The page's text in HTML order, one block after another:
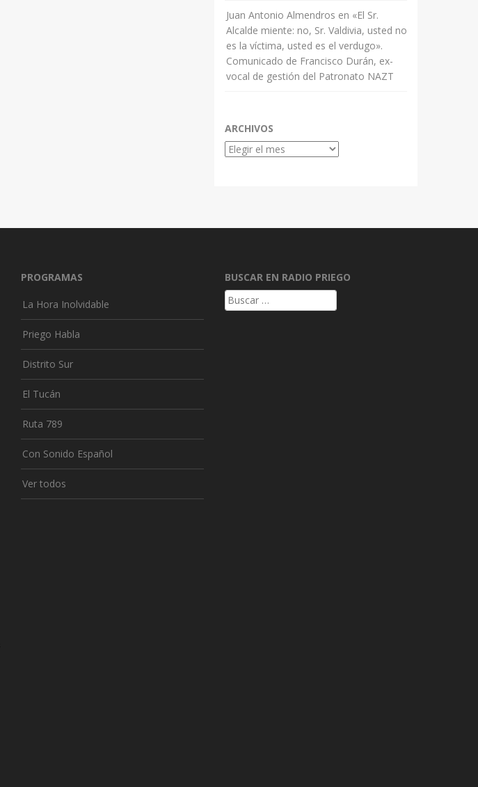
Juan Antonio Almendros en «El Sr.
Alcalde miente: no, Sr. Valdivia, usted no
es la víctima, usted es el verdugo».
Comunicado de Francisco Durán, ex-
vocal de gestión del Patronato NAZT
ARCHIVOS
Archivos
PROGRAMAS
La Hora Inolvidable
Priego Habla
Distrito Sur
El Tucán
Ruta 789
Con Sonido Español
Ver todos
BUSCAR EN RADIO PRIEGO
Buscar: